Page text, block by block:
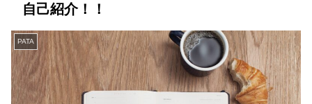
自己紹介！！
PATA